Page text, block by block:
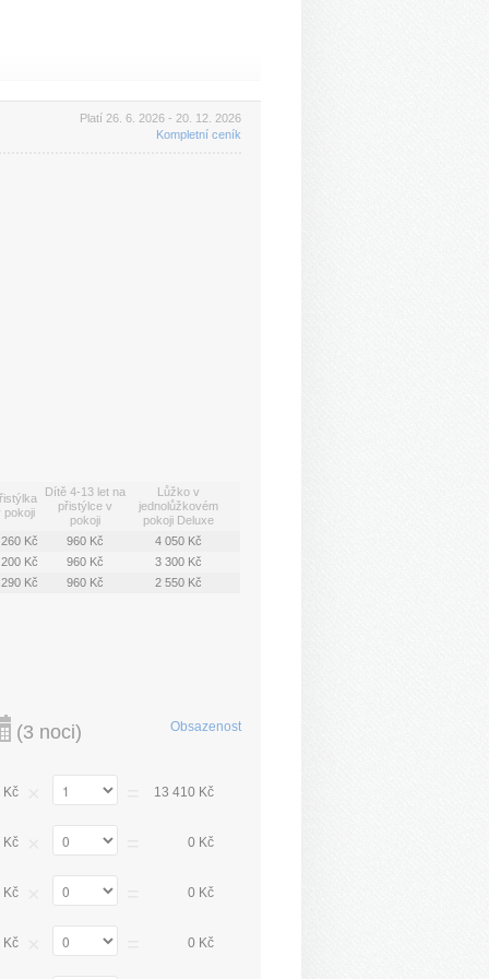
Platí 26. 6. 2026 - 20. 12. 2026
Kompletní ceník
pokoji
Dítě 4-13 let na
přistýlce v
pokoji
Lůžko v
jednolůžkovém
pokoji Deluxe
Kč
960 Kč
4 050 Kč
Kč
960 Kč
3 300 Kč
Kč
960 Kč 2 550 Kč
Obsazenost
(3 noci)
Kč 13 410 Kč
Kč 0 Kč
Kč 0 Kč
Kč 0 Kč